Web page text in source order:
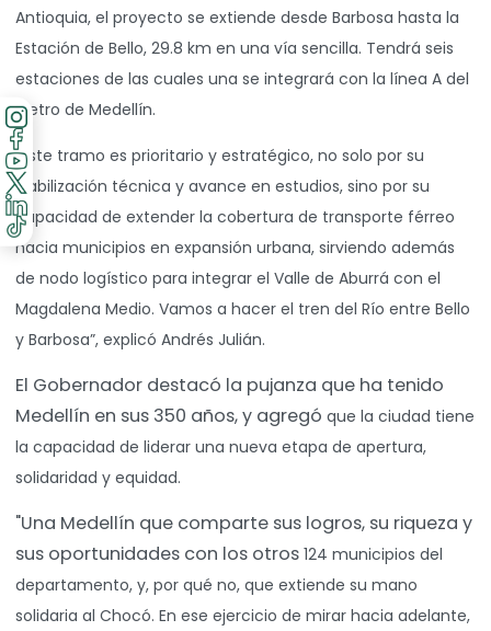
Antioquia, el proyecto se extiende desde Barbosa hasta la
Estación de Bello, 29.8 km en una vía sencilla. Tendrá seis
estaciones de las cuales una se integrará con la línea A del
Metro de Medellín.
“Este tramo es prioritario y estratégico, no solo por su
viabilización técnica y avance en estudios, sino por su
capacidad de extender la cobertura de transporte férreo
hacia municipios en expansión urbana, sirviendo además
de nodo logístico para integrar el Valle de Aburrá con el
Magdalena Medio. Vamos a hacer el tren del Río entre Bello
y Barbosa”, explicó Andrés Julián.
El Gobernador destacó la pujanza que ha tenido
Medellín en sus 350 años, y agregó que la ciudad tiene
la capacidad de liderar una nueva etapa de apertura,
solidaridad y equidad.
"Una Medellín que comparte sus logros, su riqueza y
sus oportunidades con los otros 124 municipios del
departamento, y, por qué no, que extiende su mano
solidaria al Chocó. En ese ejercicio de mirar hacia adelante,